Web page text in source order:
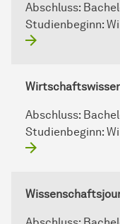
Abschluss:
Studienbeginn:
Abschluss:
Studienbeginn: